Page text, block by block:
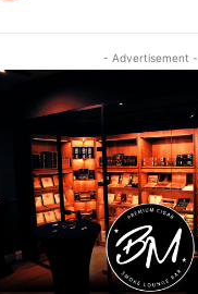
- Advertisement -